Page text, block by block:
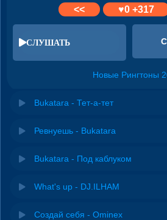
<<
♥0+317
СЛУШАТЬ
Новые Рингтоны
Bukatara - Тет-а-тет
Ревнуешь - Bukatara
Bukatara - Под каблуком
What's up - DJ.ILHAM
Создай себя - Ominex